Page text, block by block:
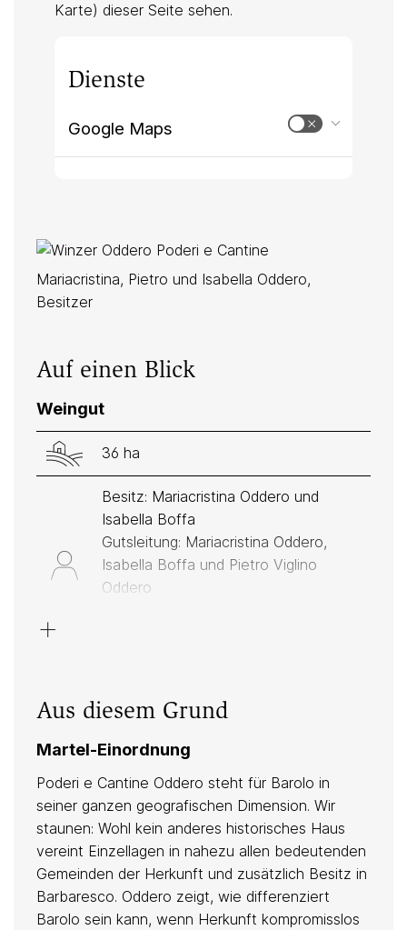
Karte) dieser Seite sehen.
Dienste
Google Maps
Mariacristina, Pietro und Isabella Oddero,
Besitzer
Auf einen Blick
Weingut
36 ha
Besitz: Mariacristina Oddero und
Isabella Boffa
Gutsleitung: Mariacristina Oddero,
Isabella Boffa und Pietro Viglino
Oddero
Timorasso
Rot: Barbera, Nebbiolo, Dolcetto
Weisser und blaugrauer Mergel: Kalk,
Sand und Lehm
Exklusivität in Deutschschweiz/Tessin
+
Aus diesem Grund
Martel-Einordnung
Poderi e Cantine Oddero steht für Barolo in
seiner ganzen geografischen Dimension. Wir
staunen: Wohl kein anderes historisches Haus
vereint Einzellagen in nahezu allen bedeutenden
Gemeinden der Herkunft und zusätzlich Besitz in
Barbaresco. Oddero zeigt, wie differenziert
Barolo sein kann, wenn Herkunft kompromisslos